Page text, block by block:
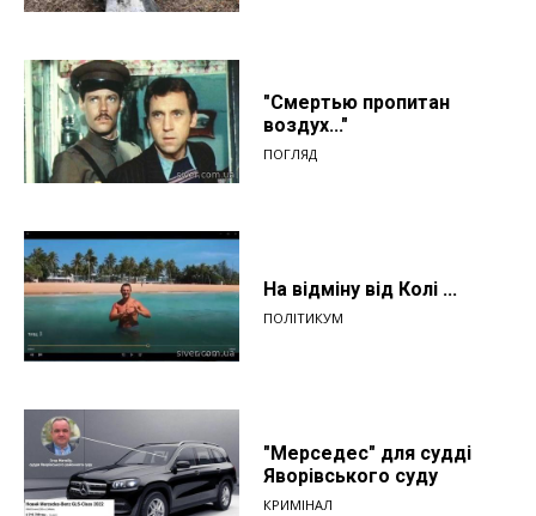
"Смертью пропитан
воздух..."
ПОГЛЯД
На відміну від Колі ...
ПОЛІТИКУМ
"Мерседес" для судді
Яворівського суду
КРИМІНАЛ